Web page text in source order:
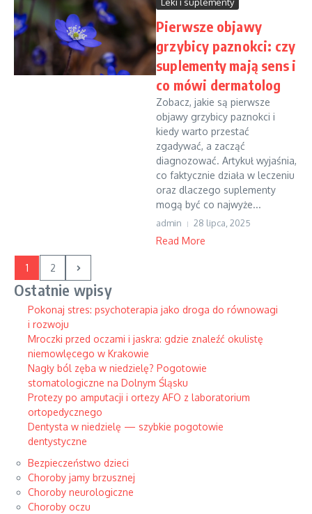
Pierwsze objawy
grzybicy paznokci: czy
suplementy mają sens i
co mówi dermatolog
Zobacz, jakie są pierwsze
objawy grzybicy paznokci i
kiedy warto przestać
zgadywać, a zacząć
diagnozować. Artykuł wyjaśnia,
co faktycznie działa w leczeniu
oraz dlaczego suplementy
mogą być co najwyże...
admin 28 lipca, 2025
Read More
1 2
Ostatnie wpisy
Pokonaj stres: psychoterapia jako droga do równowagi
i rozwoju
Mroczki przed oczami i jaskra: gdzie znaleźć okulistę
niemowlęcego w Krakowie
Nagły ból zęba w niedzielę? Pogotowie
stomatologiczne na Dolnym Śląsku
Protezy po amputacji i ortezy AFO z laboratorium
ortopedycznego
Dentysta w niedzielę — szybkie pogotowie
dentystyczne
Bezpieczeństwo dzieci
Choroby jamy brzusznej
Choroby neurologiczne
Choroby oczu